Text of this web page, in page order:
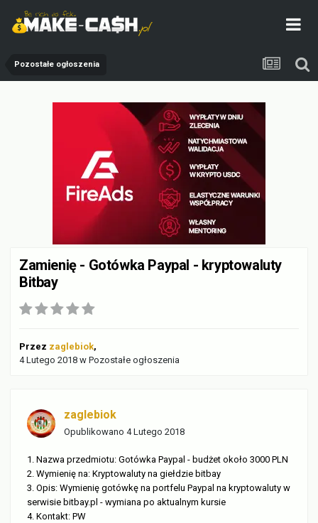
Pozostałe ogłoszenia
Zamienię - Gotówka Paypal - kryptowaluty
Bitbay
Przez zaglebiok,
4 Lutego 2018 w Pozostałe ogłoszenia
zaglebiok
Opublikowano 4 Lutego 2018
1. Nazwa przedmiotu: Gotówka Paypal - budżet około 3000 PLN
2. Wymienię na: Kryptowaluty na giełdzie bitbay
3. Opis: Wymienię gotówkę na portfelu Paypal na kryptowaluty w
serwisie bitbay.pl - wymiana po aktualnym kursie
4. Kontakt: PW